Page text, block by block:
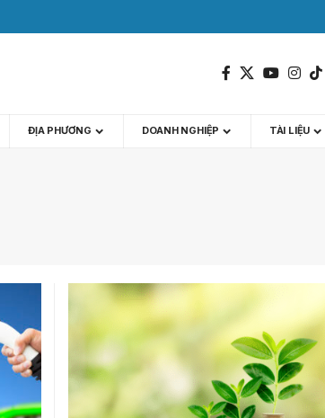
ĐỊA PHƯƠNG DOANH NGHIỆP TÀI LIỆU